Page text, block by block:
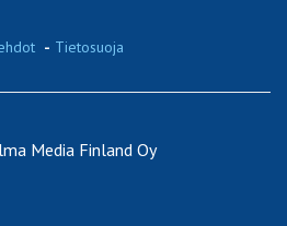
- Tietosuoja
Media Finland Oy